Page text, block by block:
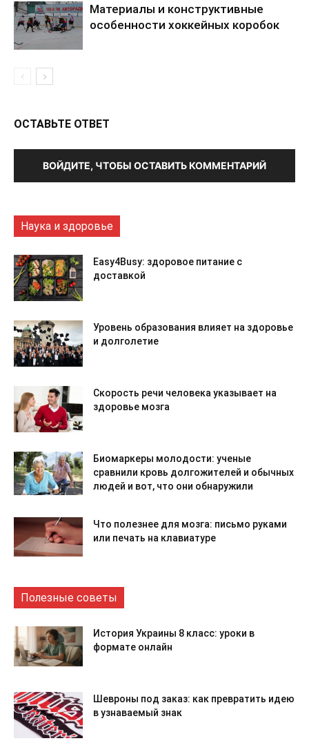
Материалы и конструктивные
особенности хоккейных коробок
ОСТАВЬТЕ ОТВЕТ
ВОЙДИТЕ, ЧТОБЫ ОСТАВИТЬ КОММЕНТАРИЙ
Наука и здоровье
Easy4Busy: здоровое питание с
доставкой
Уровень образования влияет на здоровье
и долголетие
Скорость речи человека указывает на
здоровье мозга
Биомаркеры молодости: ученые
сравнили кровь долгожителей и обычных
людей и вот, что они обнаружили
Что полезнее для мозга: письмо руками
или печать на клавиатуре
Полезные советы
История Украины 8 класс: уроки в
формате онлайн
Шевроны под заказ: как превратить идею
в узнаваемый знак